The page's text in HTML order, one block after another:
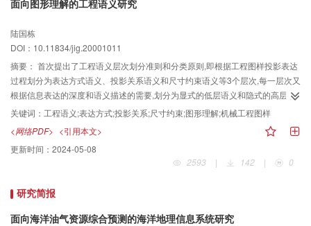
面向图形理解的工程语义研究
陆国栋
DOI：10.11834/jig.20001011
摘要： 首次提出了工程语义层次划分准则和分类原则,即根据工程图样投影表达
过程划分为表达方式语义、投影关系语义和尺寸约束语义等3个层次,每一层次又
根据信息表达的深度和语义描述的需要,划分为显式的低层语义和隐式的高层语
义两大类,并较为系统地归类了显式语义和较为深入地挖掘了隐式语义,从而赋予
了图样工程语义动态性、层次性、易于形式化等特征,为机械工程图样的理解奠
定了较扎实的基础.
关键词： 工程语义;表达方式;投影关系;尺寸约束;图形理解;机械工程图样
<网络PDF> <引用本文>
更新时间： 2024-05-08
2593
| 142 | 0
研究简报
面向海洋油气资源综合预测的海洋地理信息系统研究